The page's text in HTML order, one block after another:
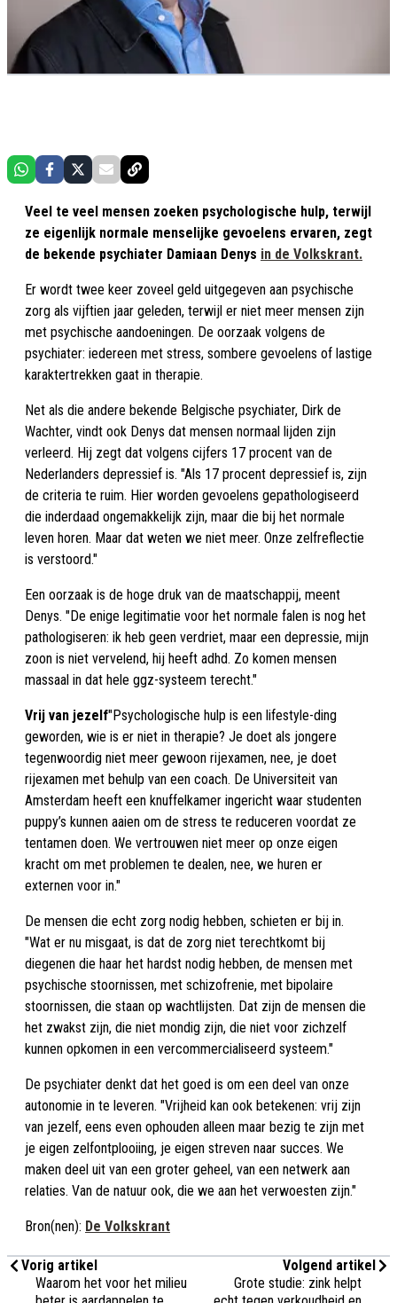
Veel te veel mensen zoeken psychologische hulp, terwijl
ze eigenlijk normale menselijke gevoelens ervaren, zegt
de bekende psychiater Damiaan Denys in de Volkskrant.
Er wordt twee keer zoveel geld uitgegeven aan psychische
zorg als vijftien jaar geleden, terwijl er niet meer mensen zijn
met psychische aandoeningen. De oorzaak volgens de
psychiater: iedereen met stress, sombere gevoelens of lastige
karaktertrekken gaat in therapie.
Net als die andere bekende Belgische psychiater, Dirk de
Wachter, vindt ook Denys dat mensen normaal lijden zijn
verleerd. Hij zegt dat volgens cijfers 17 procent van de
Nederlanders depressief is. "Als 17 procent depressief is, zijn
de criteria te ruim. Hier worden gevoelens gepathologiseerd
die inderdaad ongemakkelijk zijn, maar die bij het normale
leven horen. Maar dat weten we niet meer. Onze zelfreflectie
is verstoord."
Een oorzaak is de hoge druk van de maatschappij, meent
Denys. "De enige legitimatie voor het normale falen is nog het
pathologiseren: ik heb geen verdriet, maar een depressie, mijn
zoon is niet vervelend, hij heeft adhd. Zo komen mensen
massaal in dat hele ggz-systeem terecht."
Vrij van jezelf"Psychologische hulp is een lifestyle-ding
geworden, wie is er niet in therapie? Je doet als jongere
tegenwoordig niet meer gewoon rijexamen, nee, je doet
rijexamen met behulp van een coach. De Universiteit van
Amsterdam heeft een knuffelkamer ingericht waar studenten
puppy’s kunnen aaien om de stress te reduceren voordat ze
tentamen doen. We vertrouwen niet meer op onze eigen
kracht om met problemen te dealen, nee, we huren er
externen voor in."
De mensen die echt zorg nodig hebben, schieten er bij in.
"Wat er nu misgaat, is dat de zorg niet terechtkomt bij
diegenen die haar het hardst nodig hebben, de mensen met
psychische stoornissen, met schizofrenie, met bipolaire
stoornissen, die staan op wachtlijsten. Dat zijn de mensen die
het zwakst zijn, die niet mondig zijn, die niet voor zichzelf
kunnen opkomen in een vercommercialiseerd systeem."
De psychiater denkt dat het goed is om een deel van onze
autonomie in te leveren. "Vrijheid kan ook betekenen: vrij zijn
van jezelf, eens even ophouden alleen maar bezig te zijn met
je eigen zelfontplooiing, je eigen streven naar succes. We
maken deel uit van een groter geheel, van een netwerk aan
relaties. Van de natuur ook, die we aan het verwoesten zijn."
Bron(nen): De Volkskrant
Vorig artikel
Waarom het voor het milieu
Volgend artikel
Grote studie: zink helpt